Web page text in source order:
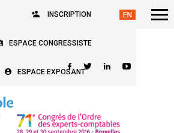
INSCRIPTION
ESPACE CONGRESSISTE
ESPACE EXPOSANT